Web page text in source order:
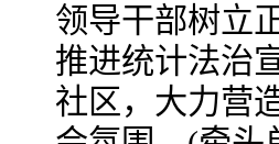
领导干部树立
推进统计法治
社区，大力营